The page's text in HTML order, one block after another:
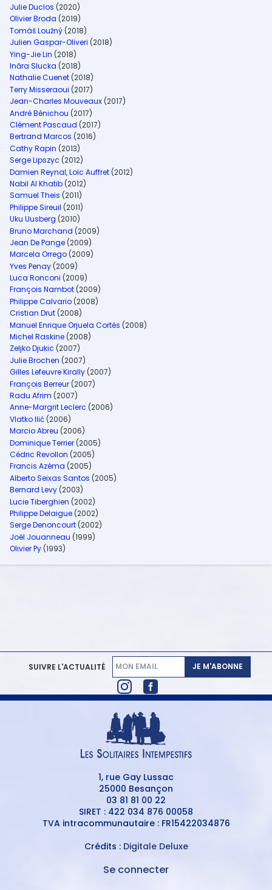
Julie Duclos (2020)
Olivier Broda (2019)
Tomáš Loužný (2018)
Julien Gaspar-Oliveri (2018)
Ying-Jie Lin (2018)
Ināra Slucka (2018)
Nathalie Cuenet (2018)
Terry Misseraoui (2017)
Jean-Charles Mouveaux (2017)
André Bénichou (2017)
Clément Pascaud (2017)
Bertrand Marcos (2016)
Cathy Rapin (2013)
Serge Lipszyc (2012)
Damien Reynal,Loïc Auffret (2012)
Nabil Al Khatib (2012)
Samuel Theis (2011)
Philippe Sireuil (2011)
Uku Uusberg (2010)
Bruno Marchand (2009)
Jean De Pange (2009)
Marcela Orrego (2009)
Yves Penay (2009)
Luca Ronconi (2009)
François Nambot (2009)
Philippe Calvario (2008)
Cristian Drut (2008)
Manuel Enrique Orjuela Cortés (2008)
Michel Raskine (2008)
Zeljko Djukic (2007)
Julie Brochen (2007)
Gilles Lefeuvre Kirally (2007)
François Berreur (2007)
Radu Afrim (2007)
Anne-Margrit Leclerc (2006)
Vlatko Ilić (2006)
Marcio Abreu (2006)
Dominique Terrier (2005)
Cédric Revollon (2005)
Francis Azéma (2005)
Alberto Seixas Santos (2005)
Bernard Levy (2003)
Lucie Tiberghien (2002)
Philippe Delaigue (2002)
Serge Denoncourt (2002)
Joël Jouanneau (1999)
Olivier Py (1993)
SUIVRE L'ACTUALITÉ JE M'ABONNE
1, rue Gay Lussac
25000 Besançon
03 81 81 00 22
SIRET : 422 034 876 00058
TVA intracommunautaire : FR15422034876
Crédits : Digitale Deluxe
Se connecter